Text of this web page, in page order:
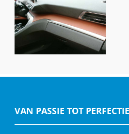
Peugeot 3008,
Buffalino Leder
Mustangbruin
VAN PASSIE TOT PERFECTIE